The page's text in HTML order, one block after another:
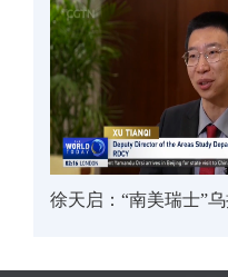
徐天启：“南美瑞士”